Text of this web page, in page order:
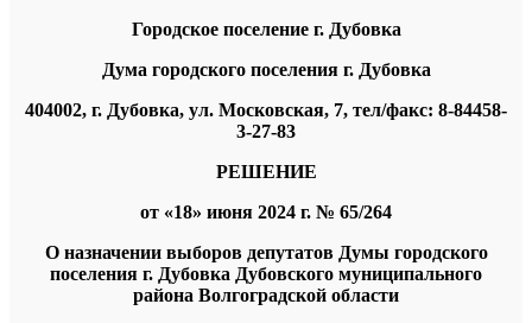
Городское поселение г. Дубовка
Дума городского поселения г. Дубовка
404002, г. Дубовка, ул. Московская, 7, тел/факс: 8-84458-
3-27-83
РЕШЕНИЕ
от «18» июня 2024 г. № 65/264
О назначении выборов депутатов Думы городского
поселения г. Дубовка Дубовского муниципального
района Волгоградской области